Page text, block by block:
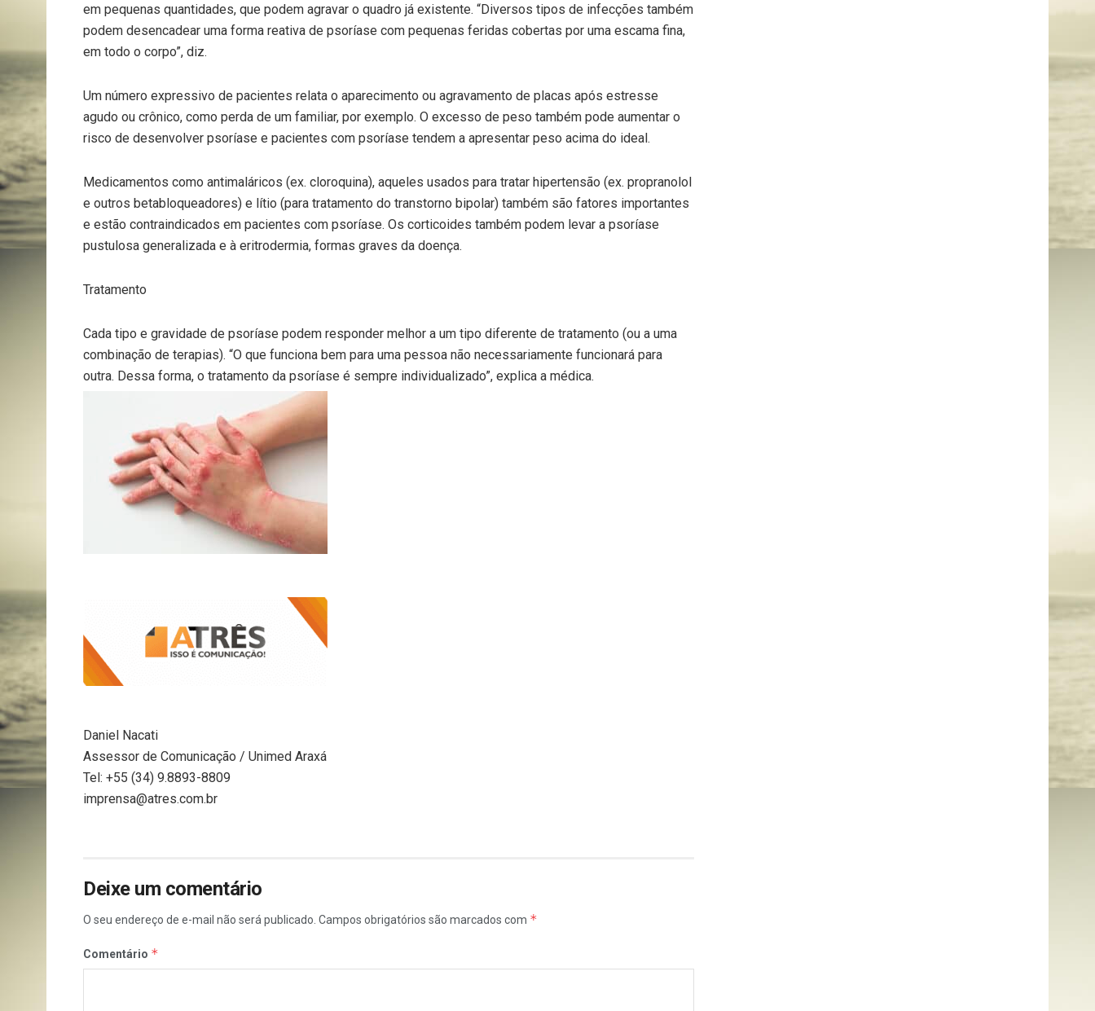
em pequenas quantidades, que podem agravar o quadro já existente. “Diversos tipos de infecções também
podem desencadear uma forma reativa de psoríase com pequenas feridas cobertas por uma escama fina,
em todo o corpo”, diz.
Um número expressivo de pacientes relata o aparecimento ou agravamento de placas após estresse
agudo ou crônico, como perda de um familiar, por exemplo. O excesso de peso também pode aumentar o
risco de desenvolver psoríase e pacientes com psoríase tendem a apresentar peso acima do ideal.
Medicamentos como antimaláricos (ex. cloroquina), aqueles usados para tratar hipertensão (ex. propranolol
e outros betabloqueadores) e lítio (para tratamento do transtorno bipolar) também são fatores importantes
e estão contraindicados em pacientes com psoríase. Os corticoides também podem levar a psoríase
pustulosa generalizada e à eritrodermia, formas graves da doença.
Tratamento
Cada tipo e gravidade de psoríase podem responder melhor a um tipo diferente de tratamento (ou a uma
combinação de terapias). “O que funciona bem para uma pessoa não necessariamente funcionará para
outra. Dessa forma, o tratamento da psoríase é sempre individualizado”, explica a médica.
Daniel Nacati
Assessor de Comunicação / Unimed Araxá
Tel: +55 (34) 9.8893-8809
imprensa@atres.com.br
Deixe um comentário
O seu endereço de e-mail não será publicado. Campos obrigatórios são marcados com *
Comentário *